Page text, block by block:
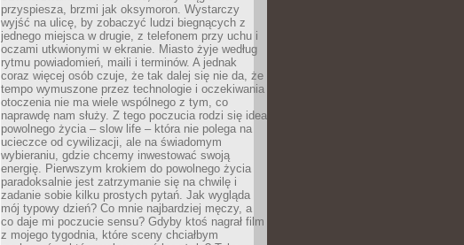
przyspiesza, brzmi jak oksymoron. Wystarczy
wyjść na ulicę, by zobaczyć ludzi biegnących z
jednego miejsca w drugie, z telefonem przy uchu i
oczami utkwionymi w ekranie. Miasto żyje według
rytmu powiadomień, maili i terminów. A jednak
coraz więcej osób czuje, że tak dalej się nie da, że
tempo wymuszone przez technologie i oczekiwania
otoczenia nie ma wiele wspólnego z tym, co
naprawdę nam służy. Z tego poczucia rodzi się idea
powolnego życia – slow life – która nie polega na
ucieczce od cywilizacji, ale na świadomym
wybieraniu, gdzie chcemy inwestować swoją
energię. Pierwszym krokiem do powolnego życia
paradoksalnie jest zatrzymanie się na chwilę i
zadanie sobie kilku prostych pytań. Jak wygląda
mój typowy dzień? Co mnie najbardziej męczy, a
co daje mi poczucie sensu? Gdyby ktoś nagrał film
z mojego tygodnia, które sceny chciałbym